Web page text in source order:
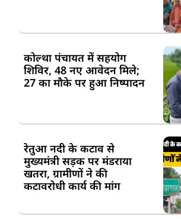
कोल्था पंचायत में सहयोग
शिविर, 48 नए आवेदन मिले;
27 का मौके पर हुआ निष्पादन
रेतुआ नदी के कटाव से
मुख्यमंत्री सड़क पर मंडराया
खतरा, ग्रामीणों ने की
कटावरोधी कार्य की मांग